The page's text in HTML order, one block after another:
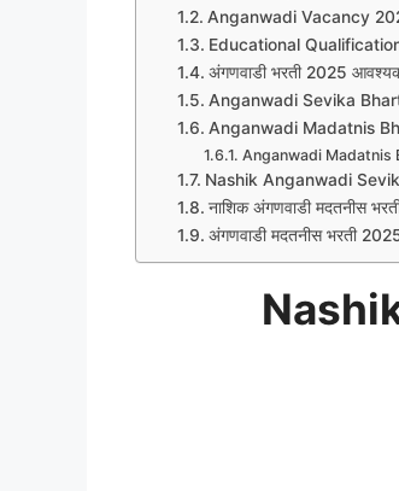
Anganwadi Vacancy
Educational
अंगणवाडी भरती 2025 आवश्यक
Anganwadi Sevika
Anganwadi Madatnis
Anganwadi Madatnis
Nashik Anganwadi
नाशिक अंगणवाडी मदतनीस
अंगणवाडी मदतनीस भरती